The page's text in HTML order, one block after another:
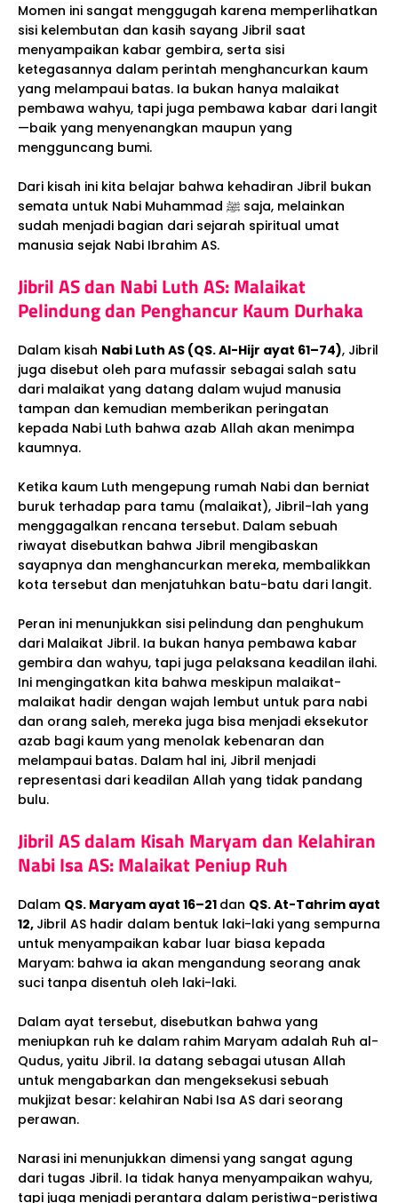
Momen ini sangat menggugah karena memperlihatkan
sisi kelembutan dan kasih sayang Jibril saat
menyampaikan kabar gembira, serta sisi
ketegasannya dalam perintah menghancurkan kaum
yang melampaui batas. Ia bukan hanya malaikat
pembawa wahyu, tapi juga pembawa kabar dari langit
—baik yang menyenangkan maupun yang
mengguncang bumi.
Dari kisah ini kita belajar bahwa kehadiran Jibril bukan
semata untuk Nabi Muhammad ﷺ saja, melainkan
sudah menjadi bagian dari sejarah spiritual umat
manusia sejak Nabi Ibrahim AS.
Jibril AS dan Nabi Luth AS: Malaikat
Pelindung dan Penghancur Kaum Durhaka
Dalam kisah Nabi Luth AS (QS. Al-Hijr ayat 61–74), Jibril
juga disebut oleh para mufassir sebagai salah satu
dari malaikat yang datang dalam wujud manusia
tampan dan kemudian memberikan peringatan
kepada Nabi Luth bahwa azab Allah akan menimpa
kaumnya.
Ketika kaum Luth mengepung rumah Nabi dan berniat
buruk terhadap para tamu (malaikat), Jibril-lah yang
menggagalkan rencana tersebut. Dalam sebuah
riwayat disebutkan bahwa Jibril mengibaskan
sayapnya dan menghancurkan mereka, membalikkan
kota tersebut dan menjatuhkan batu-batu dari langit.
Peran ini menunjukkan sisi pelindung dan penghukum
dari Malaikat Jibril. Ia bukan hanya pembawa kabar
gembira dan wahyu, tapi juga pelaksana keadilan ilahi.
Ini mengingatkan kita bahwa meskipun malaikat-
malaikat hadir dengan wajah lembut untuk para nabi
dan orang saleh, mereka juga bisa menjadi eksekutor
azab bagi kaum yang menolak kebenaran dan
melampaui batas. Dalam hal ini, Jibril menjadi
representasi dari keadilan Allah yang tidak pandang
bulu.
Jibril AS dalam Kisah Maryam dan Kelahiran
Nabi Isa AS: Malaikat Peniup Ruh
Dalam QS. Maryam ayat 16–21 dan QS. At-Tahrim ayat
12, Jibril AS hadir dalam bentuk laki-laki yang sempurna
untuk menyampaikan kabar luar biasa kepada
Maryam: bahwa ia akan mengandung seorang anak
suci tanpa disentuh oleh laki-laki.
Dalam ayat tersebut, disebutkan bahwa yang
meniupkan ruh ke dalam rahim Maryam adalah Ruh al-
Qudus, yaitu Jibril. Ia datang sebagai utusan Allah
untuk mengabarkan dan mengeksekusi sebuah
mukjizat besar: kelahiran Nabi Isa AS dari seorang
perawan.
Narasi ini menunjukkan dimensi yang sangat agung
dari tugas Jibril. Ia tidak hanya menyampaikan wahyu,
tapi juga menjadi perantara dalam peristiwa-peristiwa